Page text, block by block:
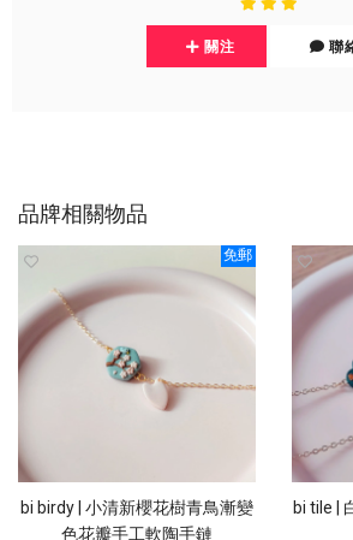
關注 聯
品牌相關物品
免郵
bi birdy | 小清新櫻花樹青鳥漸變
色花瓣手工軟陶手鏈
bi tile |